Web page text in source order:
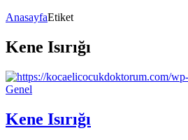
AnasayfaEtiket
Kene Isırığı
Genel
Kene Isırığı